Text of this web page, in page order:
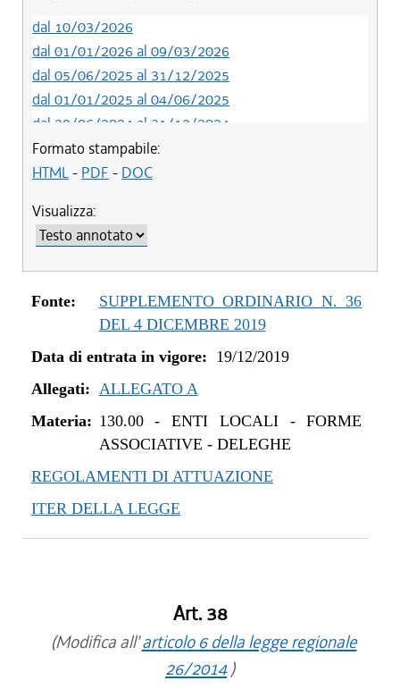
dal 10/03/2026
dal 01/01/2026 al 09/03/2026
dal 05/06/2025 al 31/12/2025
dal 01/01/2025 al 04/06/2025
dal 29/06/2024 al 31/12/2024
dal 23/02/2023 al 28/06/2024
dal 12/08/2021 al 22/02/2023
dal 29/10/2020 al 31/12/2020
dal 11/08/2020 al 28/10/2020
dal 02/07/2020 al 10/08/2020
dal 21/05/2020 al 18/12/2019
dal 19/12/2019 al 20/05/2020
Formato stampabile:
HTML- PDF - DOC
Visualizza:
Fonte:
SUPPLEMENTO ORDINARIO N. 36
DEL 4 DICEMBRE 2019
Data di entrata in vigore: 19/12/2019
Allegati: ALLEGATO A
Materia: 130.00-ENTI LOCALI - FORME
ASSOCIATIVE - DELEGHE
REGOLAMENTI DI ATTUAZIONE
ITER DELLA LEGGE
Art. 38
(Modifica all'articolo 6 della legge regionale
26/2014)